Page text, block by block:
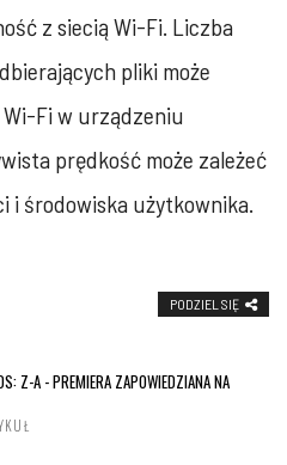
z siecią Wi-Fi. Liczba
pliki może
Fi w urządzeniu
prędkość może zależeć
i środowiska użytkownika.
PODZIEL SIĘ
Z-A - PREMIERA ZAPOWIEDZIANA NA